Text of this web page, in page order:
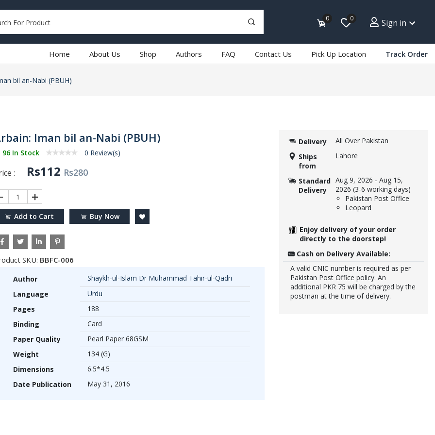
0 0 Sign in
Home About Us Shop Authors FAQ Contact Us Pick Up Location Track Order
bil an-Nabi (PBUH)
Iman bil an-Nabi (PBUH)
96 In Stock 0 Review(s)
: Rs112 Rs280
1
Add to Cart Buy Now
SKU: BBFC-006
Author
Shaykh-ul-Islam Dr Muhammad Tahir-ul-Qadri
Language
Urdu
Pages
188
Binding
Card
Paper Quality
Pearl Paper 68GSM
Weight
134 (G)
Dimensions
6.5*4.5
Date Publication
May 31, 2016
Delivery
All Over Pakistan
Ships
from
Lahore
Standard
Delivery
Aug 9, 2026 - Aug 15,
2026 (3-6 working days)
Pakistan Post Office
Leopard
Enjoy delivery of your order
directly to the doorstep!
Cash on Delivery Available:
A valid CNIC number is required as per
Pakistan Post Office policy. An
additional PKR 75 will be charged by the
postman at the time of delivery.